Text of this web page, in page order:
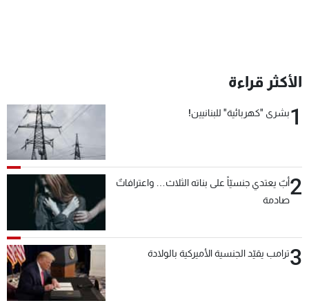
الأكثر قراءة
1بشرى "كهربائية" للبنانيين!
2أبٌ يعتدي جنسيّاً على بناته الثلاث… واعترافاتٌ
صادمة
3ترامب يقيّد الجنسية الأميركية بالولادة